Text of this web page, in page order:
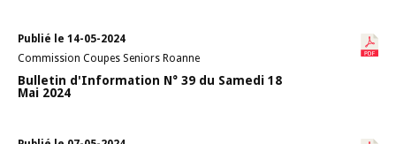
Publié le 14-05-2024
Commission Coupes Seniors Roanne
Bulletin d'Information N° 39 du Samedi 18
Mai 2024